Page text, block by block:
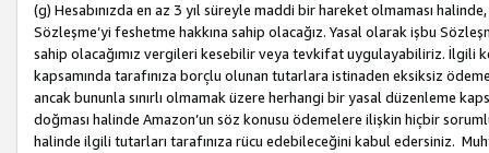
(g) Hesabınızda en az 3 yıl süreyle maddi bir hareket olmaması
Sözleşme’yi feshetme hakkına sahip olacağız. Yasal olarak işbu
sahip olacağımız vergileri kesebilir veya tevkifat uygulayabiliriz. İlgili
kapsamında tarafınıza borçlu olunan tutarlara istinaden eksiksiz
ancak bununla sınırlı olmamak üzere herhangi bir yasal düzenleme
doğması halinde Amazon’un söz konusu ödemelere ilişkin hiçbir
halinde ilgili tutarları tarafınıza rücu edebileceğini kabul edersiniz.